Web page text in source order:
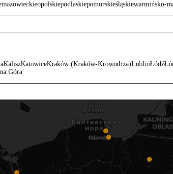
mazowieckieopolskiepodlaskiepomorskieśląskiewarmińsko-
KaliszKatowiceKraków (Kraków-Krowodrza)LublinŁódź
Góra